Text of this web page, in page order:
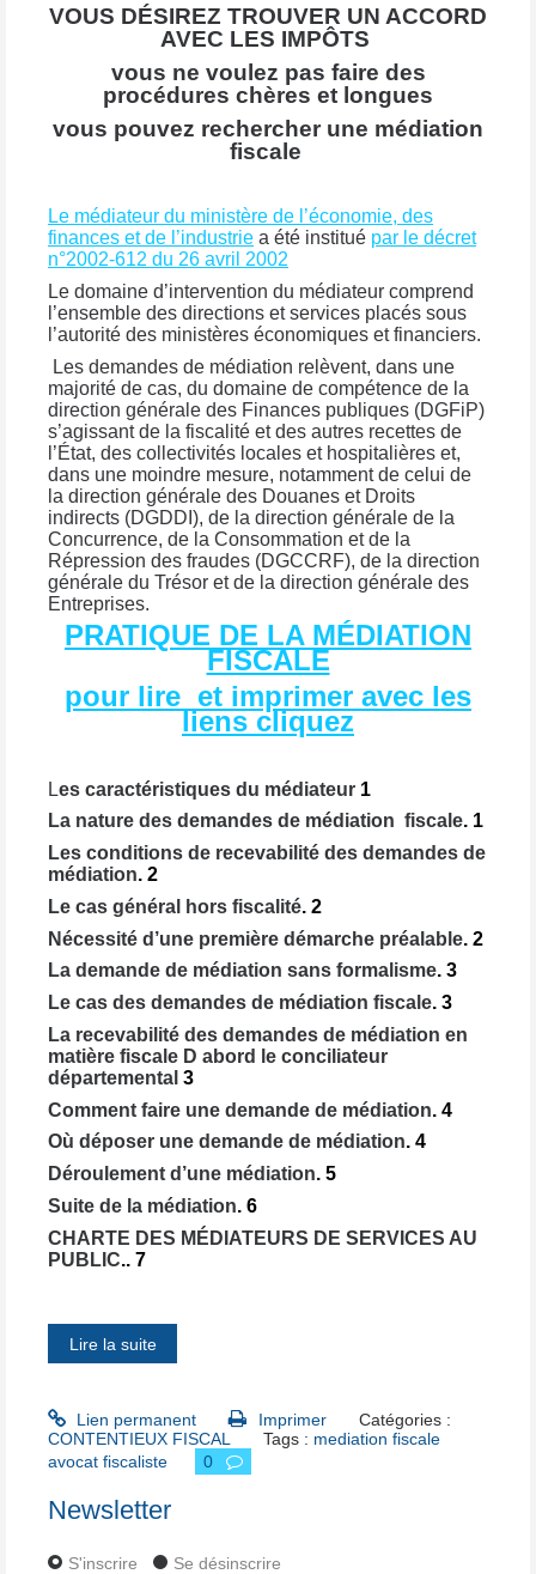
VOUS DÉSIREZ TROUVER UN ACCORD
AVEC LES IMPÔTS
vous ne voulez pas faire des
procédures chères et longues
vous pouvez rechercher une médiation
fiscale
Le médiateur du ministère de l’économie, des
finances et de l’industrie a été institué par le décret
n°2002-612 du 26 avril 2002
Le domaine d’intervention du médiateur comprend
l’ensemble des directions et services placés sous
l’autorité des ministères économiques et financiers.
Les demandes de médiation relèvent, dans une
majorité de cas, du domaine de compétence de la
direction générale des Finances publiques (DGFiP)
s’agissant de la fiscalité et des autres recettes de
l’État, des collectivités locales et hospitalières et,
dans une moindre mesure, notamment de celui de
la direction générale des Douanes et Droits
indirects (DGDDI), de la direction générale de la
Concurrence, de la Consommation et de la
Répression des fraudes (DGCCRF), de la direction
générale du Trésor et de la direction générale des
Entreprises.
PRATIQUE DE LA MÉDIATION
FISCALE
pour lire et imprimer avec les
liens cliquez
Les caractéristiques du médiateur 1
La nature des demandes de médiation fiscale. 1
Les conditions de recevabilité des demandes de
médiation. 2
Le cas général hors fiscalité. 2
Nécessité d’une première démarche préalable. 2
La demande de médiation sans formalisme. 3
Le cas des demandes de médiation fiscale. 3
La recevabilité des demandes de médiation en
matière fiscale D abord le conciliateur
départemental 3
Comment faire une demande de médiation. 4
Où déposer une demande de médiation. 4
Déroulement d’une médiation. 5
Suite de la médiation. 6
CHARTE DES MÉDIATEURS DE SERVICES AU
PUBLIC.. 7
Lire la suite
Lien permanent Imprimer
Catégories :
CONTENTIEUX FISCAL
Tags : mediation fiscale
avocat fiscaliste
0
Newsletter
S'inscrire Se désinscrire